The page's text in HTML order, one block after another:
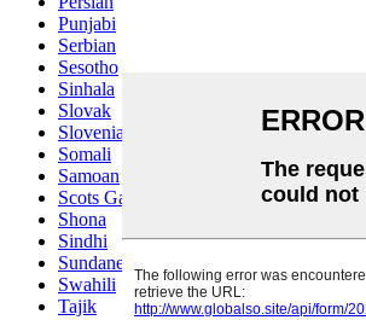
Punjabi
Serbian
Sesotho
Sinhala
Slovak
Slovenian
Somali
Samoan
Scots Gaelic
Shona
Sindhi
Sundanese
Swahili
Tajik